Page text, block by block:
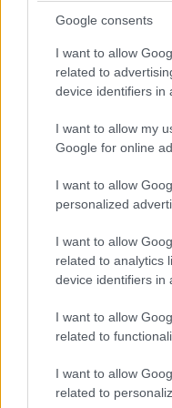
Google consents
I want to allow
related to
device identifiers in
I want to allow my
Google for online
I want to allow
personalized
I want to allow
related to analytics
device identifiers in
I want to allow
related to
I want to allow
related to
reklámokról.
Az előzetes
jogsértő
influenszer -
Csenge, Fördős
Roland (Rolix) és
indított
A GVH úgy találta,
közösségi oldalain
tartalmakért
nyújthattak az
illetve az
azt kifogásolta, hogy